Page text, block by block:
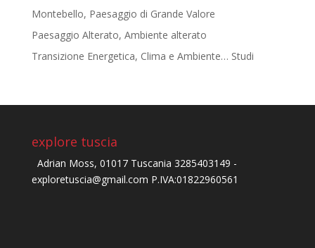
Montebello, Paesaggio di Grande Valore
Paesaggio Alterato, Ambiente alterato
Transizione Energetica, Clima e Ambiente… Studi
explore tuscia
Adrian Moss, 01017 Tuscania 3285403149 -
exploretuscia@gmail.com P.IVA:01822960561